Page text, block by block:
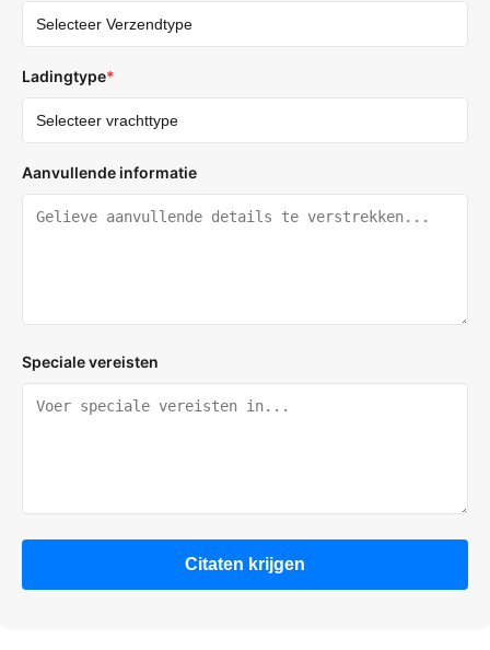
Ladingtype*
Aanvullende informatie
Speciale vereisten
Citaten krijgen